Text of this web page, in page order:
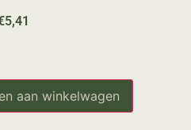
5,41
aan winkelwagen